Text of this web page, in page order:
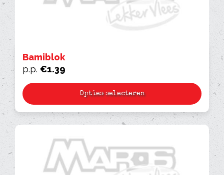
Bamiblok
p.p. €1.39
Opties selecteren